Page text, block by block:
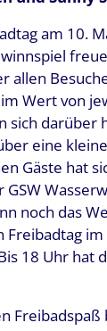
am 10.
allen
Wert von
sich darüber
eine
Gäste hat
noch das
im
18 Uhr hat
Freibadspaß